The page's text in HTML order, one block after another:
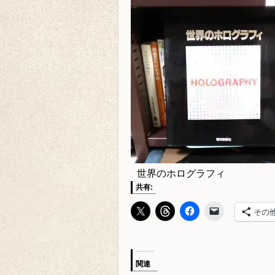
世界のホログラフィ
共有:
その
関連